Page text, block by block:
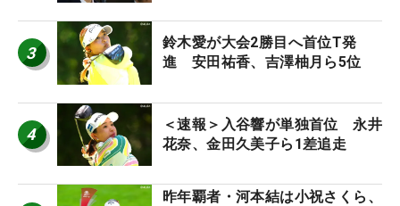
3
鈴木愛が大会2勝目へ首位T発
進 安田祐香、吉澤柚月ら5位
4
＜速報＞入谷響が単独首位 永井
花奈、金田久美子ら1差追走
昨年覇者・河本結は小祝さくら、